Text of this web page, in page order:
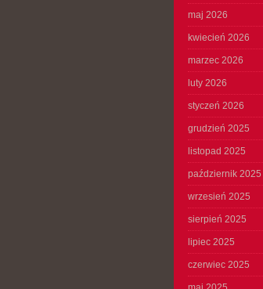
maj 2026
kwiecień 2026
marzec 2026
luty 2026
styczeń 2026
grudzień 2025
listopad 2025
październik 2025
wrzesień 2025
sierpień 2025
lipiec 2025
czerwiec 2025